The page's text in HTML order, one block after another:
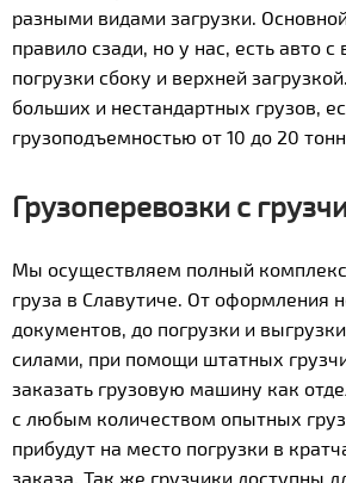
разными видами загрузки.
правило сзади, но у нас, есть авто
погрузки сбоку и верхней
больших и нестандартных грузов,
грузоподъемностью от 10 до 20
Грузоперевозки с
Мы осуществляем полный комплекс
груза в Славутиче. От оформления
документов, до погрузки и
силами, при помощи штатных
заказать грузовую машину как
с любым количеством опытных
прибудут на место погрузки в
заказа. Так же грузчики доступны